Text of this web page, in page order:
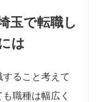
玉で転職し
は
ること考えて
職種は幅広く